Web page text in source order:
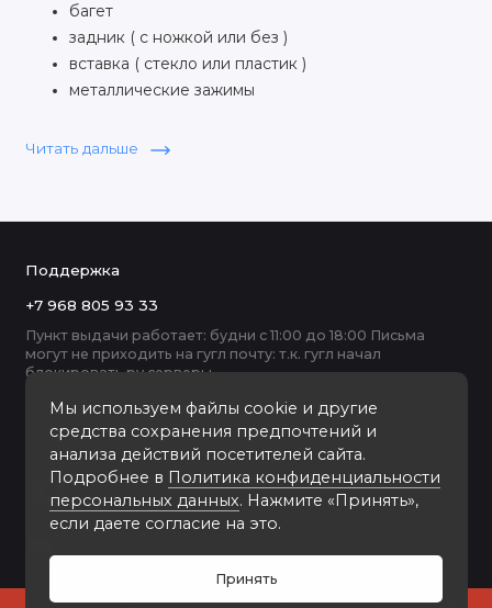
0
багет
задник ( с ножкой или без )
вставка ( стекло или пластик )
металлические зажимы
ручную на Итальянском оборудовании, мы продаём
Читать дальше
Мы используем файлы cookie и другие
средства сохранения предпочтений и
анализа действий посетителей сайта.
Подробнее в Политика конфиденциальности
персональных данных. Нажмите «Принять»,
если даете согласие на это.
Принять
Поддержка
+7 968 805 93 33
Пункт выдачи работает: будни с 11:00 до 18:00 Письма
могут не приходить на гугл почту: т.к. гугл начал
блокировать ру серверы